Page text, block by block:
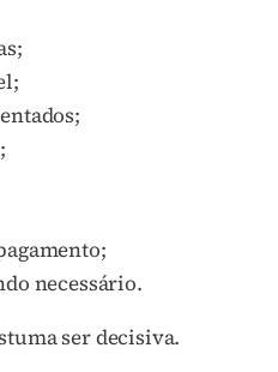
necessário.
ser decisiva.